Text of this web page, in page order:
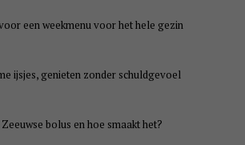
een weekmenu voor het hele gezin
ijsjes, genieten zonder schuldgevoel
bolus en hoe smaakt het?